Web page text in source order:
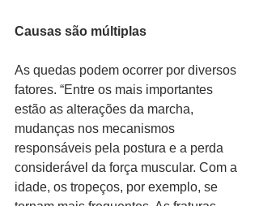
Causas são múltiplas
As quedas podem ocorrer por diversos
fatores. “Entre os mais importantes
estão as alterações da marcha,
mudanças nos mecanismos
responsáveis pela postura e a perda
considerável da força muscular. Com a
idade, os tropeços, por exemplo, se